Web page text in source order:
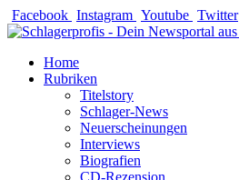
Zum
Inhalt
Facebook Instagram Youtube Twitter
Home
Rubriken
Titelstory
Schlager-News
Neuerscheinungen
Interviews
Biografien
CD-Rezension